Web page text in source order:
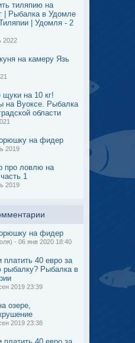
тиляпию на
| Рыбалка в Удомле
| Удомля - 2
2022
на камеру Язь
щуки на 10 кг!
на Вуоксе. Рыбалка
области
на фидер
2019
про ловлю на
1
2019
на фидер
- 06 янв 2020 18:40
платить 40 евро за
рыбалку? Рыбалка в
2019 23:39
озере,
2019 23:38